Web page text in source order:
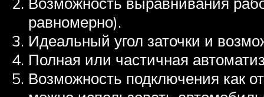
равномерно).
Идеальный угол заточки и
Полная или частичная
Возможность подключения как